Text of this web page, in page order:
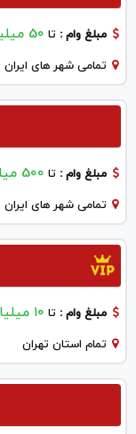
مبلغ وام : تا 50 میلیارد
تمامی شهر های ایران
مبلغ وام : تا 500 میلیون
تمامی شهر های ایران
مبلغ وام : تا ۱۰ میلیارد
تمام استان تهران